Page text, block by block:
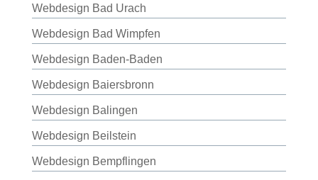
Webdesign Bad Urach
Webdesign Bad Wimpfen
Webdesign Baden-Baden
Webdesign Baiersbronn
Webdesign Balingen
Webdesign Beilstein
Webdesign Bempflingen